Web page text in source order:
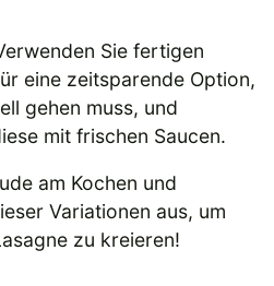
Sie fertigen
eine zeitsparende Option,
gehen muss, und
mit frischen Saucen.
am Kochen und
Variationen aus, um
zu kreieren!